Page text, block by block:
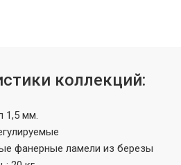
коллекций:
1,5 мм.
фанерные ламели из березы